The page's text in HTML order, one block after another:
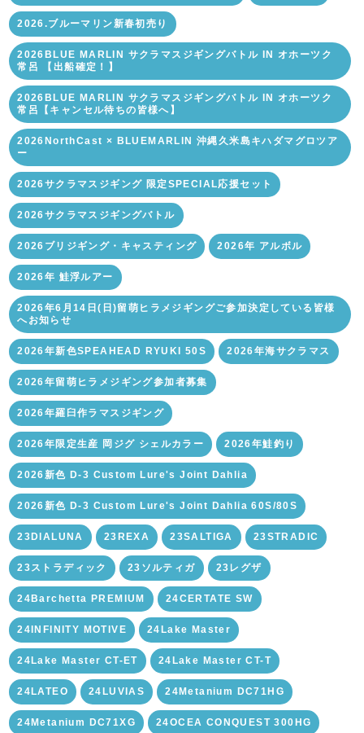
2026.ブルーマリン新春初売り
2026BLUE MARLIN サクラマスジギングバトル IN オホーツク
常呂 【出船確定！】
2026BLUE MARLIN サクラマスジギングバトル IN オホーツク
常呂【キャンセル待ちの皆様へ】
2026NorthCast × BLUEMARLIN 沖縄久米島キハダマグロツア
ー
2026サクラマスジギング 限定SPECIAL応援セット
2026サクラマスジギングバトル
2026ブリジギング・キャスティング 2026年 アルボル
2026年 鮭浮ルアー
2026年6月14日(日)留萌ヒラメジギングご参加決定している皆様
へお知らせ
2026年新色SPEAHEAD RYUKI 50S 2026年海サクラマス
2026年留萌ヒラメジギング参加者募集
2026年羅臼作ラマスジギング
2026年限定生産 岡ジグ シェルカラー 2026年鮭釣り
2026新色 D-3 Custom Lure's Joint Dahlia
2026新色 D-3 Custom Lure's Joint Dahlia 60S/80S
23DIALUNA 23REXA 23SALTIGA 23STRADIC
23ストラディック 23ソルティガ 23レグザ
24Barchetta PREMIUM 24CERTATE SW
24INFINITY MOTIVE 24Lake Master
24Lake Master CT-ET 24Lake Master CT-T
24LATEO 24LUVIAS 24Metanium DC71HG
24Metanium DC71XG 24OCEA CONQUEST 300HG